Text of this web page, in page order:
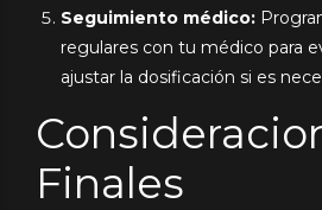
Seguimiento médico:
regulares con tu médico para
ajustar la dosificación si es
Finales